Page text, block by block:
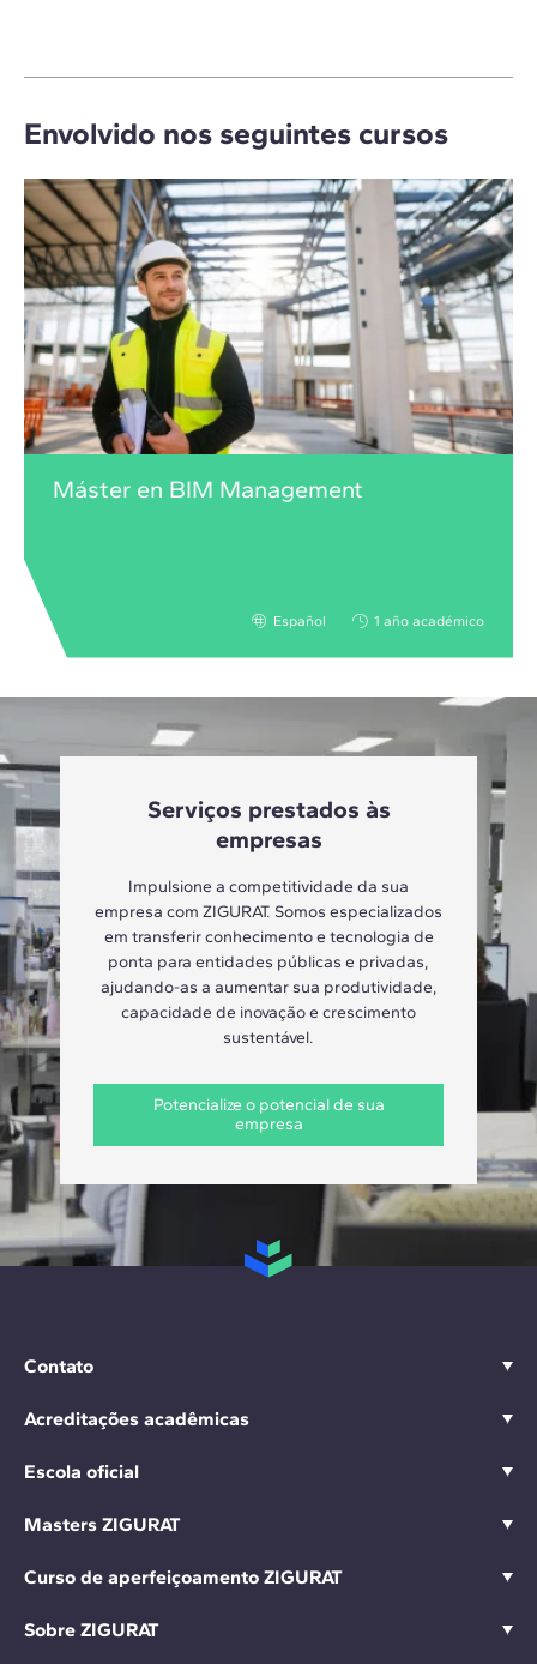
Envolvido nos seguintes cursos
Máster en BIM Management
Español 1 año académico
Serviços prestados às
empresas
Impulsione a competitividade da sua
empresa com ZIGURAT. Somos especializados
em transferir conhecimento e tecnologia de
ponta para entidades públicas e privadas,
ajudando-as a aumentar sua produtividade,
capacidade de inovação e crescimento
sustentável.
Potencialize o potencial de sua
empresa
Contato
Acreditações acadêmicas
Escola oficial
Masters ZIGURAT
Curso de aperfeiçoamento ZIGURAT
Sobre ZIGURAT